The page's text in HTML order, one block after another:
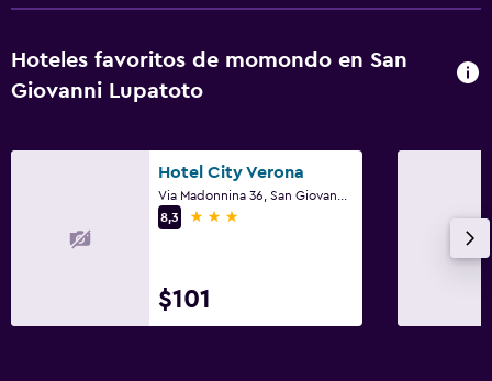
Hoteles favoritos de momondo en San
Giovanni Lupatoto
Hotel City Verona
8,3
3 estrellas
$101